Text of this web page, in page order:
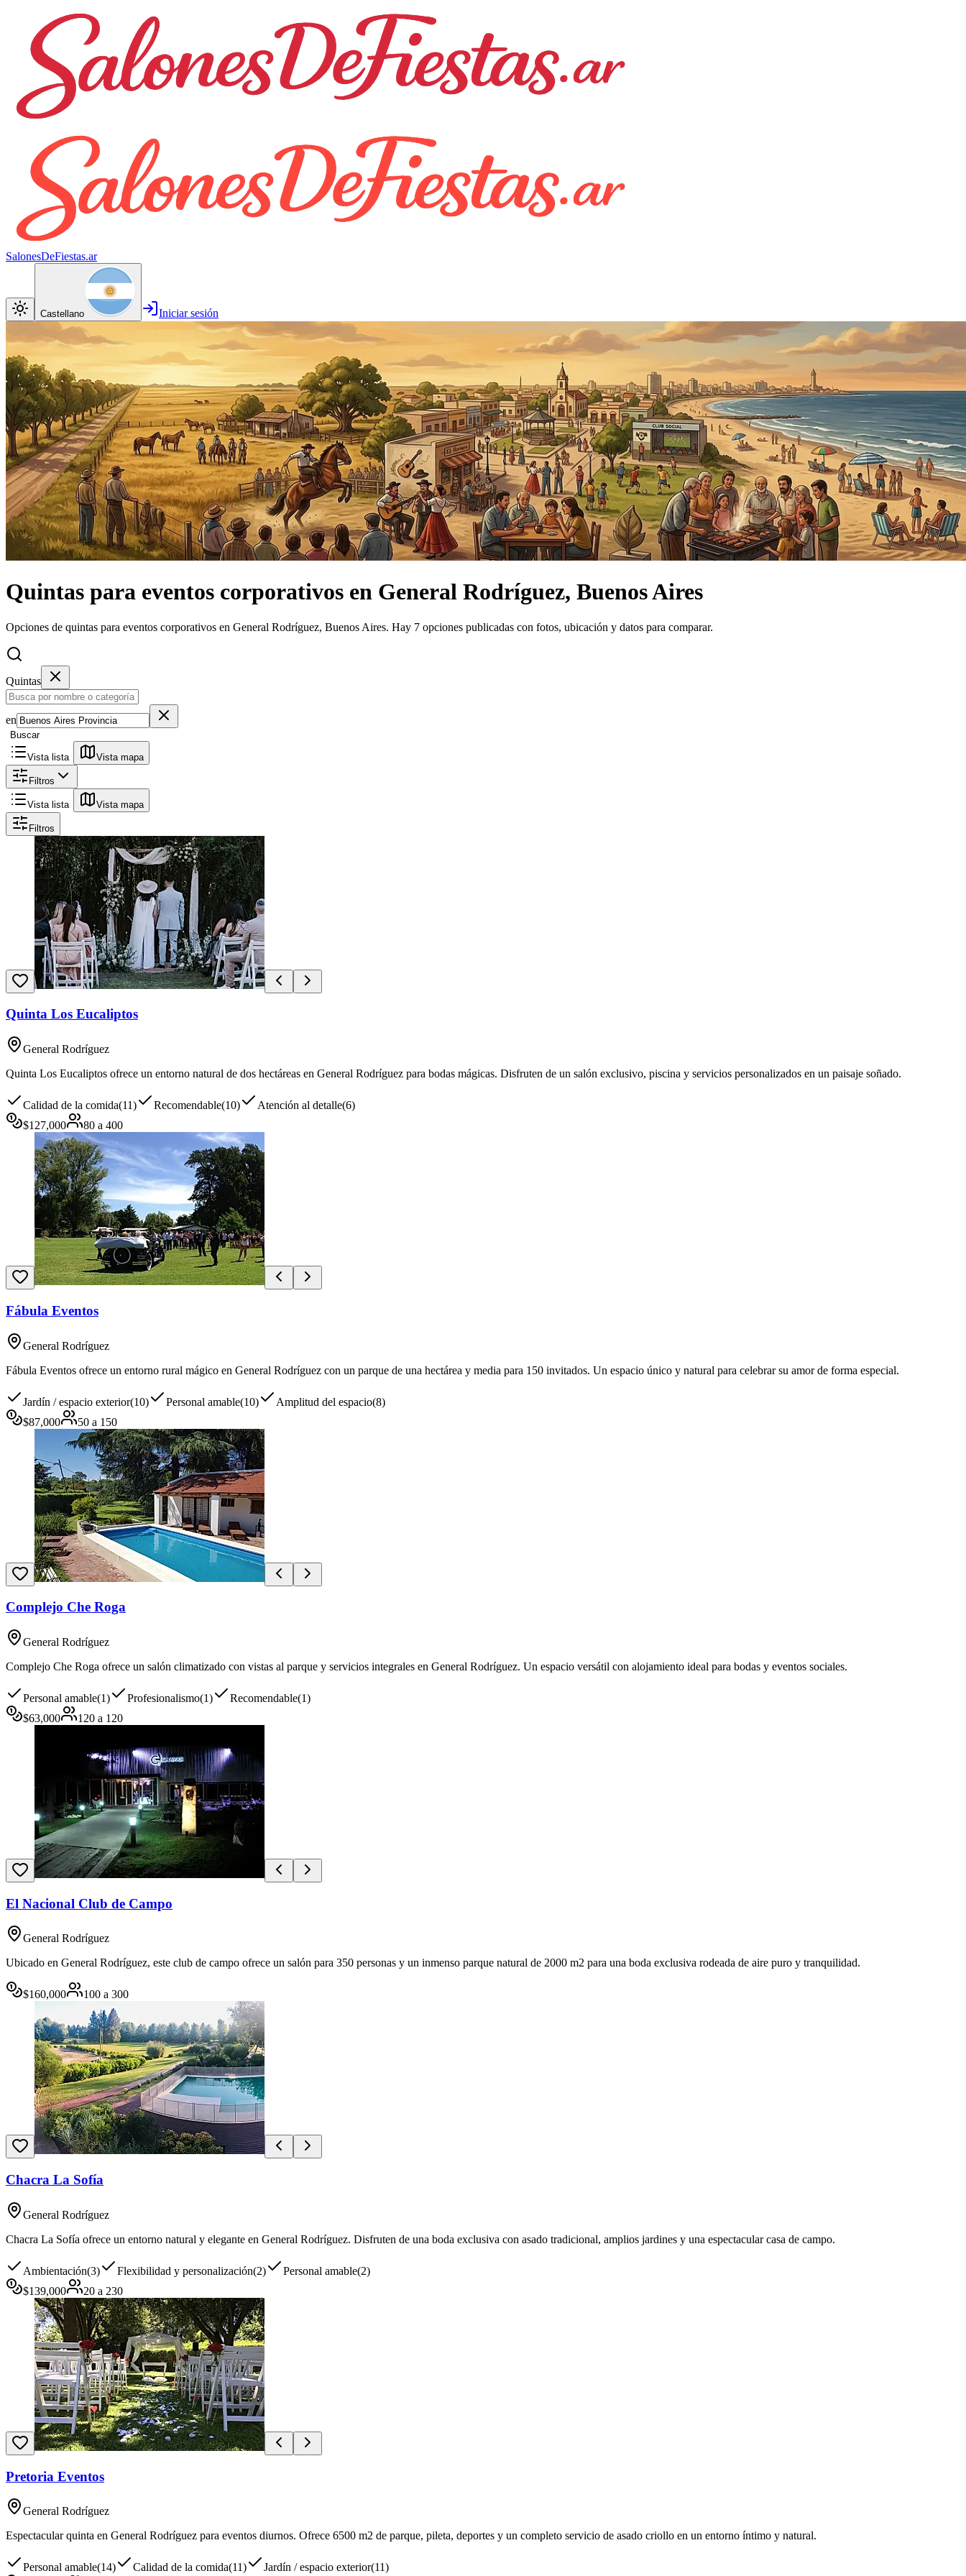
SalonesDeFiestas.ar
Castellano Iniciar sesión
Quintas para eventos corporativos en General Rodríguez, Buenos Aires
Opciones de quintas para eventos corporativos en General Rodríguez, Buenos Aires. Hay 7 opciones publicadas con fotos, ubicación y datos para comparar.
Quintas
en
Buscar
Vista lista Vista mapa
Filtros
Vista lista Vista mapa
Filtros
Quinta Los Eucaliptos
General Rodríguez
Quinta Los Eucaliptos ofrece un entorno natural de dos hectáreas en General Rodríguez para bodas mágicas. Disfruten de un salón exclusivo, piscina y servicios personalizados en un paisaje soñado.
Calidad de la comida(11) Recomendable(10) Atención al detalle(6)
$127,000 80 a 400
Fábula Eventos
General Rodríguez
Fábula Eventos ofrece un entorno rural mágico en General Rodríguez con un parque de una hectárea y media para 150 invitados. Un espacio único y natural para celebrar su amor de forma especial.
Jardín / espacio exterior(10) Personal amable(10) Amplitud del espacio(8)
$87,000 50 a 150
Complejo Che Roga
General Rodríguez
Complejo Che Roga ofrece un salón climatizado con vistas al parque y servicios integrales en General Rodríguez. Un espacio versátil con alojamiento ideal para bodas y eventos sociales.
Personal amable(1) Profesionalismo(1) Recomendable(1)
$63,000 120 a 120
El Nacional Club de Campo
General Rodríguez
Ubicado en General Rodríguez, este club de campo ofrece un salón para 350 personas y un inmenso parque natural de 2000 m2 para una boda exclusiva rodeada de aire puro y tranquilidad.
$160,000 100 a 300
Chacra La Sofía
General Rodríguez
Chacra La Sofía ofrece un entorno natural y elegante en General Rodríguez. Disfruten de una boda exclusiva con asado tradicional, amplios jardines y una espectacular casa de campo.
Ambientación(3) Flexibilidad y personalización(2) Personal amable(2)
$139,000 20 a 230
Pretoria Eventos
General Rodríguez
Espectacular quinta en General Rodríguez para eventos diurnos. Ofrece 6500 m2 de parque, pileta, deportes y un completo servicio de asado criollo en un entorno íntimo y natural.
Personal amable(14) Calidad de la comida(11) Jardín / espacio exterior(11)